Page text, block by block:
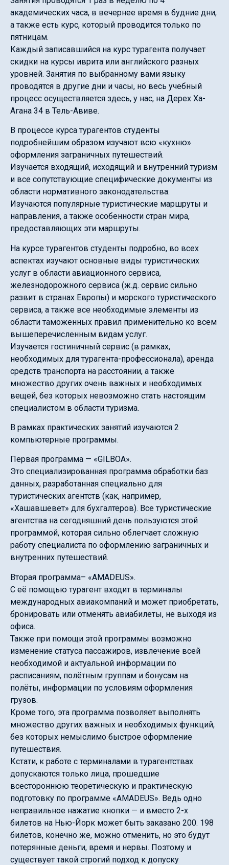
академических часа, в вечернее время в будние дни,
а также есть курс, который проводится только по
пятницам.
Каждый записавшийся на курс турагента получает
скидки на курсы иврита или английского разных
уровней. Занятия по выбранному вами языку
проводятся в другие дни и часы, но весь учебный
процесс осуществляется здесь, у нас, на Дерех Ха-
Агана 34 в Тель-Авиве.
В процессе курса турагентов студенты
подробнейшим образом изучают всю «кухню»
оформления заграничных путешествий.
Изучается входящий, исходящий и внутренний туризм
и все сопутствующие специфические документы из
области нормативного законодательства.
Изучаются популярные туристические маршруты и
направления, а также особенности стран мира,
предоставляющих эти маршруты.
На курсе турагентов студенты подробно, во всех
аспектах изучают основные виды туристических
услуг в области авиационного сервиса,
железнодорожного сервиса (ж.д. сервис сильно
развит в странах Европы) и морского туристического
сервиса, а также все необходимые элементы из
области таможенных правил применительно ко всем
вышеперечисленным видам услуг.
Изучается гостиничный сервис (в рамках,
необходимых для турагента-профессионала), аренда
средств транспорта на расстоянии, а также
множество других очень важных и необходимых
вещей, без которых невозможно стать настоящим
специалистом в области туризма.
В рамках практических занятий изучаются 2
компьютерные программы.
Первая программа — «GILBOA».
Это специализированная программа обработки баз
данных, разработанная специально для
туристических агентств (как, например,
«Хашавшевет» для бухгалтеров). Все туристические
агентства на сегодняшний день пользуются этой
программой, которая сильно облегчает сложную
работу специалиста по оформлению заграничных и
внутренних путешествий.
Вторая программа– «AMADEUS».
С её помощью турагент входит в терминалы
международных авиакомпаний и может приобретать,
бронировать или отменять авиабилеты, не выходя из
офиса.
Также при помощи этой программы возможно
изменение статуса пассажиров, извлечение всей
необходимой и актуальной информации по
расписаниям, полётным группам и бонусам на
полёты, информации по условиям оформления
грузов.
Кроме того, эта программа позволяет выполнять
множество других важных и необходимых функций,
без которых немыслимо быстрое оформление
путешествия.
Кстати, к работе с терминалами в турагентствах
допускаются только лица, прошедшие
всестороннюю теоретическую и практическую
подготовку по программе «AMADEUS». Ведь одно
неправильное нажатие кнопки — и вместо 2-х
билетов на Нью-Йорк может быть заказано 200. 198
билетов, конечно же, можно отменить, но это будут
потерянные деньги, время и нервы. Поэтому и
существует такой строгий подход к допуску